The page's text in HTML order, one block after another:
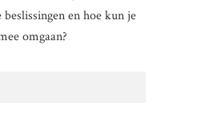
beslissingen en hoe kun je
omgaan?